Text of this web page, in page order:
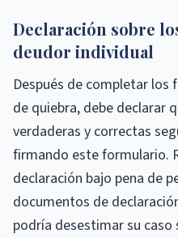
Declaración sobre
deudor individual
Después de completar
de quiebra, debe declarar
verdaderas y correctas
firmando este formulario.
declaración bajo pena de
documentos de
podría desestimar su caso